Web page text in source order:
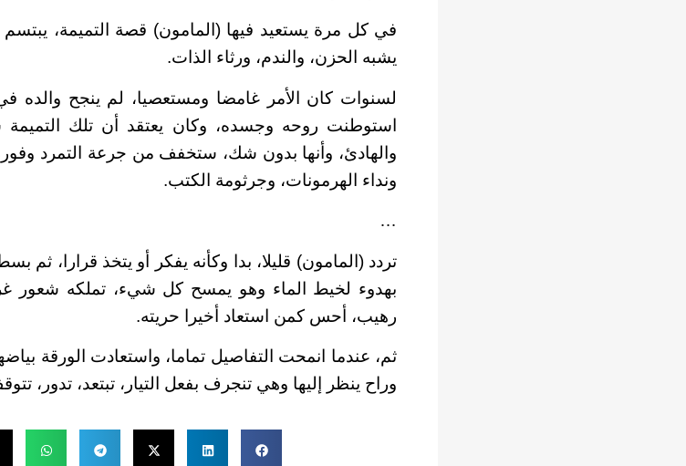
في كل مرة يستعيد فيها (المامون) قصة التميمة،
يشبه الحزن، والندم، ورثاء الذات.
لسنوات كان الأمر غامضا ومستعصيا، لم ينجح والده
استوطنت روحه وجسده، وكان يعتقد أن تلك التميمة
والهادئ، وأنها بدون شك، ستخفف من جرعة التمرد
ونداء الهرمونات، وجرثومة الكتب.
…
تردد (المامون) قليلا، بدا وكأنه يفكر أو يتخذ قرارا، ثم
بهدوء لخيط الماء وهو يمسح كل شيء، تملكه شعور
رهيب، أحس كمن استعاد أخيرا حريته.
ثم، عندما انمحت التفاصيل تماما، واستعادت الورقة
وراح ينظر إليها وهي تنجرف بفعل التيار، تبتعد، تدور،